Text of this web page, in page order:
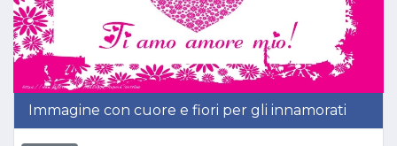
Immagine con cuore e fiori per gli innamorati